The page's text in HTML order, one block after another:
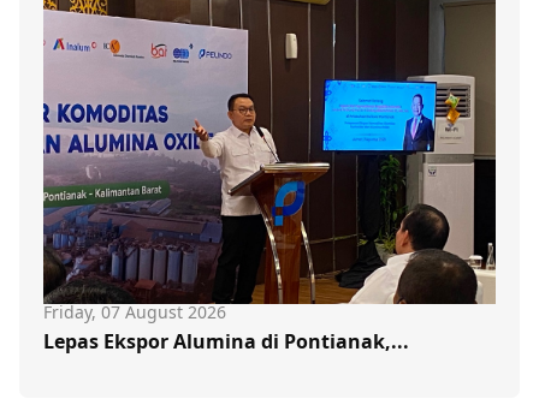
Friday, 07 August 2026
Lepas Ekspor Alumina di Pontianak,...